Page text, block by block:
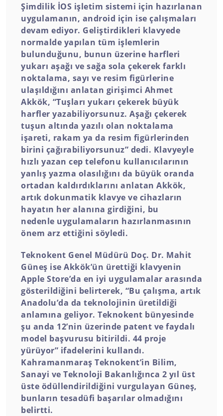
Şimdilik İOS işletim sistemi için hazırlanan
uygulamanın, android için ise çalışmaları
devam ediyor. Geliştirdikleri klavyede
normalde yapılan tüm işlemlerin
bulunduğunu, bunun üzerine harfleri
yukarı aşağı ve sağa sola çekerek farklı
noktalama, sayı ve resim figürlerine
ulaşıldığını anlatan girişimci Ahmet
Akkök, “Tuşları yukarı çekerek büyük
harfler yazabiliyorsunuz. Aşağı çekerek
tuşun altında yazılı olan noktalama
işareti, rakam ya da resim figürlerinden
birini çağırabiliyorsunuz” dedi. Klavyeyle
hızlı yazan cep telefonu kullanıcılarının
yanlış yazma olasılığını da büyük oranda
ortadan kaldırdıklarını anlatan Akkök,
artık dokunmatik klavye ve cihazların
hayatın her alanına girdiğini, bu
nedenle uygulamaların hazırlanmasının
önem arz ettiğini söyledi.
Teknokent Genel Müdürü Doç. Dr. Mahit
Güneş ise Akkök’ün ürettiği klavyenin
Apple Store’da en iyi uygulamalar arasında
gösterildiğini belirterek, “Bu çalışma, artık
Anadolu’da da teknolojinin üretildiği
anlamına geliyor. Teknokent bünyesinde
şu anda 12’nin üzerinde patent ve faydalı
model başvurusu bitirildi. 44 proje
yürüyor” ifadelerini kullandı.
Kahramanmaraş Teknokent’in Bilim,
Sanayi ve Teknoloji Bakanlığınca 2 yıl üst
üste ödüllendirildiğini vurgulayan Güneş,
bunların tesadüfi başarılar olmadığını
belirtti.